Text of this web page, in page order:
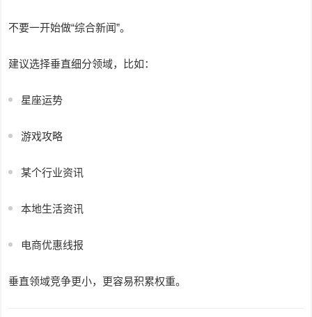
不要一开始做“综合新闻”。
建议选择垂直细分领域，比如：
星座运势
游戏攻略
某个行业资讯
本地生活资讯
电商优惠线报
垂直领域竞争更小，更容易积累权重。